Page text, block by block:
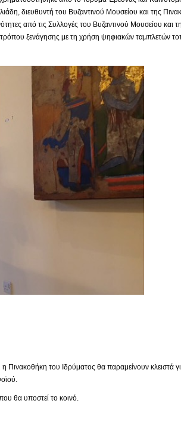
διευθυντή του Βυζαντινού Μουσείου και της
από τις Συλλογές του Βυζαντινού Μουσείου και
ξενάγησης με τη χρήση ψηφιακών ταμπλετών
του Ιδρύματος θα παραμείνουν κλειστά
θα υποστεί το κοινό.